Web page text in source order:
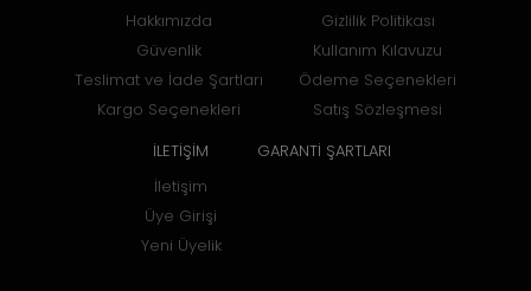
Hakkımızda
Güvenlik
Teslimat ve İade Şartları
Kargo Seçenekleri
Gizlilik Politikası
Kullanım Kılavuzu
Ödeme Seçenekleri
Satış Sözleşmesi
İLETİŞİM
İletişim
Üye Girişi
Yeni Üyelik
GARANTİ ŞARTLARI